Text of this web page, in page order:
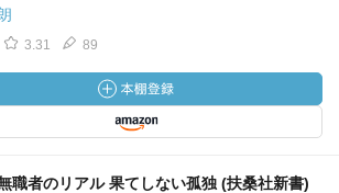
3.31 89
職者のリアル 果てしない孤独 (扶桑社新書)